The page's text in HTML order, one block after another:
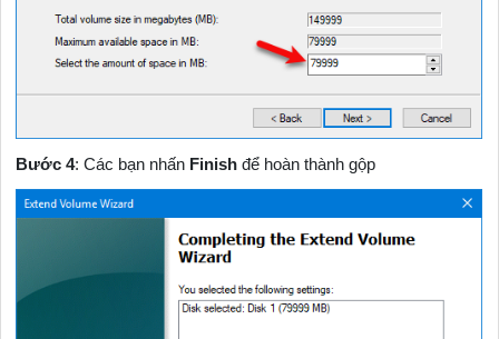
Bước 4: Các bạn nhấn Finish để hoàn thành gộp